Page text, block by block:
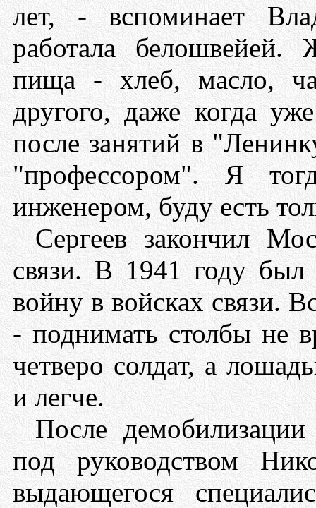
лет, - вспоминает
работала
пища - хлеб, масло,
другого, даже когда
после занятий в
"профессором". Я
инженером, буду есть
Сергеев закончил
связи. В 1941 году
войну в войсках связи.
- поднимать столбы не
четверо солдат, а
и легче.
После
под руководством
выдающегося